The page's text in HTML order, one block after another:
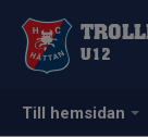
Till hemsidan
U12